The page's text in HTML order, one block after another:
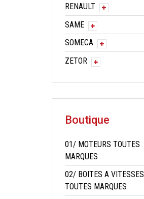
RENAULT
SAME
SOMECA
ZETOR
Boutique
01/ MOTEURS TOUTES
MARQUES
02/ BOITES A VITESSES
TOUTES MARQUES